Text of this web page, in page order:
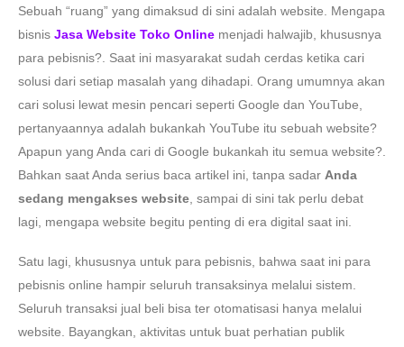
Sebuah “ruang” yang dimaksud di sini adalah website. Mengapa
bisnis Jasa Website Toko Online menjadi halwajib, khususnya
para pebisnis?. Saat ini masyarakat sudah cerdas ketika cari
solusi dari setiap masalah yang dihadapi. Orang umumnya akan
cari solusi lewat mesin pencari seperti Google dan YouTube,
pertanyaannya adalah bukankah YouTube itu sebuah website?
Apapun yang Anda cari di Google bukankah itu semua website?.
Bahkan saat Anda serius baca artikel ini, tanpa sadar Anda
sedang mengakses website , sampai di sini tak perlu debat
lagi, mengapa website begitu penting di era digital saat ini.
Satu lagi, khususnya untuk para pebisnis, bahwa saat ini para
pebisnis online hampir seluruh transaksinya melalui sistem.
Seluruh transaksi jual beli bisa ter otomatisasi hanya melalui
website. Bayangkan, aktivitas untuk buat perhatian publik